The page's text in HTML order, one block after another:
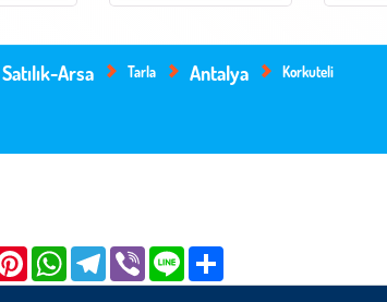
Satılık-Arsa Tarla Antalya Korkuteli
PinterestWhatsAppTelegramViber Line Share